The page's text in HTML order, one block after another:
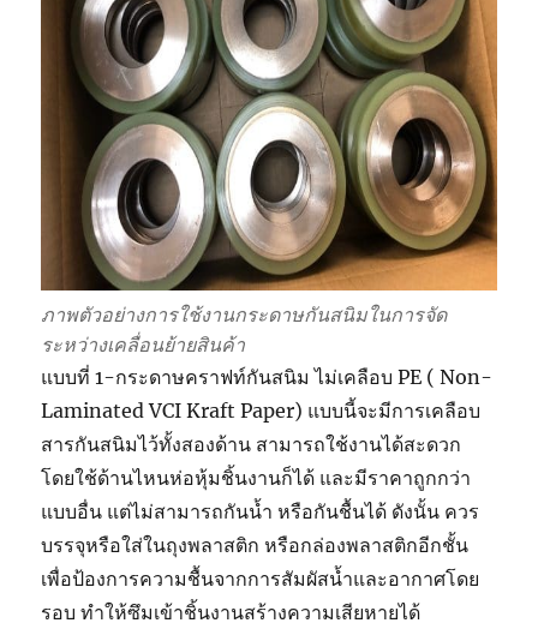
ภาพตัวอย่างการใช้งานกระดาษกันสนิมในการจัด
ระหว่างเคลื่อนย้ายสินค้า
แบบที่ 1-กระดาษคราฟท์กันสนิม ไม่เคลือบ PE ( Non-
Laminated VCI Kraft Paper) แบบนี้จะมีการเคลือบ
สารกันสนิมไว้ทั้งสองด้าน สามารถใช้งานได้สะดวก
โดยใช้ด้านไหนห่อหุ้มชิ้นงานก็ได้ และมีราคาถูกกว่า
แบบอื่น แต่ไม่สามารถกันน้ำ หรือกันชื้นได้ ดังนั้น ควร
บรรจุหรือใส่ในถุงพลาสติก หรือกล่องพลาสติกอีกชั้น
เพื่อป้องการความชื้นจากการสัมผัสน้ำและอากาศโดย
รอบ ทำให้ซึมเข้าชิ้นงานสร้างความเสียหายได้